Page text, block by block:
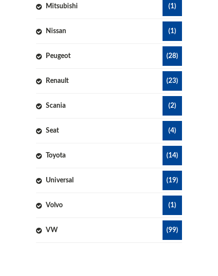
Mitsubishi (1)
Nissan (1)
Peugeot (28)
Renault (23)
Scania (2)
Seat (4)
Toyota (14)
Universal (19)
Volvo (1)
VW (99)